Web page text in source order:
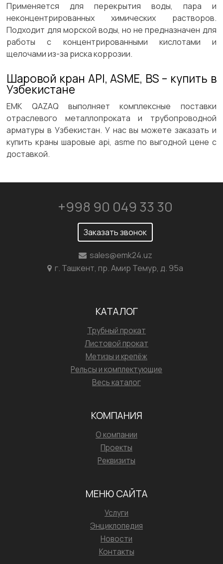
Применяется для перекрытия воды, пара и
неконцентрированных химических растворов.
Подходит для морской воды, но не предназначен для
работы с концентрированными кислотами и
щелочами из-за риска коррозии.
Шаровой кран API, ASME, BS – купить в
Узбекистане
ЕМК QAZAQ выполняет комплексные поставки
отраслевого металлопроката и трубопроводной
арматуры в Узбекистан. У нас вы можете заказать и
купить краны шаровые api, asme по выгодной цене с
доставкой.
+998 90 049 33 30
Заказать звонок
sales@emk24.uz
г. Ташкент, пр. Амир Темур, д. 95а
КАТАЛОГ
Трубный прокат
Листовой прокат
Метизы и крепёж
Рельсы и комплектующие
Весь каталог
КОМПАНИЯ
О компании
Проекты
Реквизиты
МЕНЮ САЙТА
Услуги
Энциклопедия
Новости
Контакты